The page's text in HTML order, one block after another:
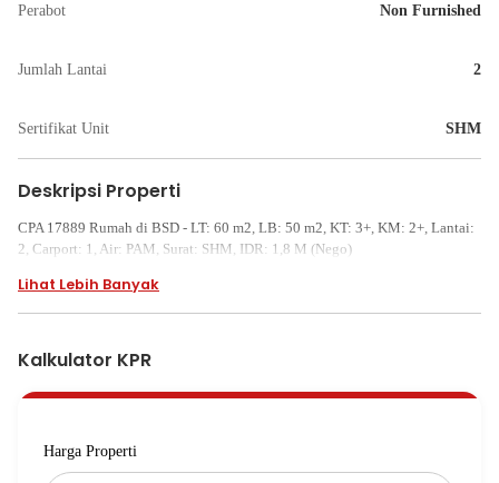
Perabot Non Furnished
Jumlah Lantai 2
Sertifikat Unit SHM
Deskripsi Properti
CPA 17889 Rumah di BSD - LT: 60 m2, LB: 50 m2, KT: 3+, KM: 2+, Lantai:
2, Carport: 1, Air: PAM, Surat: SHM, IDR: 1,8 M (Nego)
Lihat Lebih Banyak
Kalkulator KPR
Harga Properti